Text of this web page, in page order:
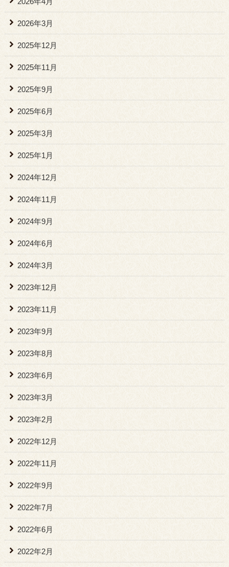
2026年3月
2025年12月
2025年11月
2025年9月
2025年6月
2025年3月
2025年1月
2024年12月
2024年11月
2024年9月
2024年6月
2024年3月
2023年12月
2023年11月
2023年9月
2023年8月
2023年6月
2023年3月
2023年2月
2022年12月
2022年11月
2022年9月
2022年7月
2022年6月
2022年2月